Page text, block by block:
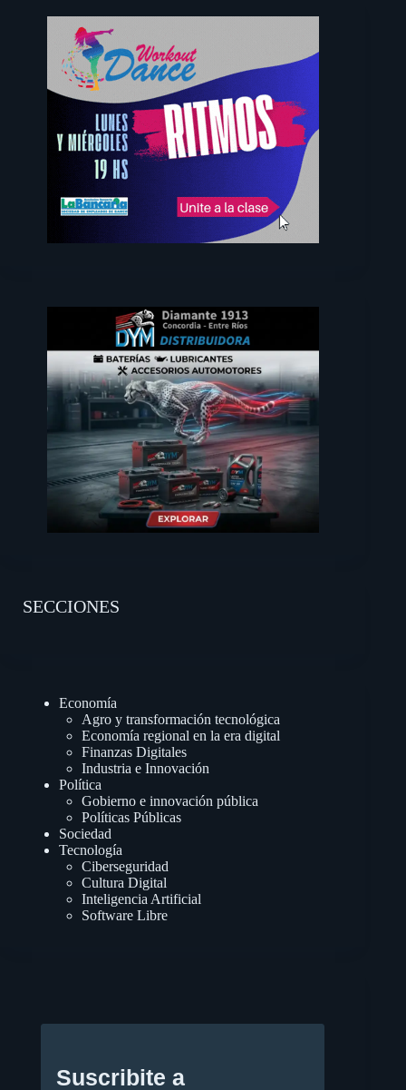
SECCIONES
Economía
Agro y transformación tecnológica
Economía regional en la era digital
Finanzas Digitales
Industria e Innovación
Política
Gobierno e innovación pública
Políticas Públicas
Sociedad
Tecnología
Ciberseguridad
Cultura Digital
Inteligencia Artificial
Software Libre